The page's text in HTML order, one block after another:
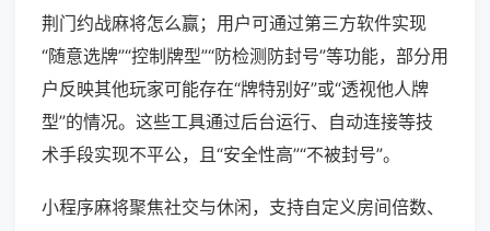
荆门约战麻将怎么赢；用户可通过第三方软件实现
“随意选牌”“控制牌型”“防检测防封号”等功能，部分用
户反映其他玩家可能存在“牌特别好”或“透视他人牌
型”的情况。这些工具通过后台运行、自动连接等技
术手段实现不平公，且“安全性高”“不被封号”。
小程序麻将聚焦社交与休闲，支持自定义房间倍数、